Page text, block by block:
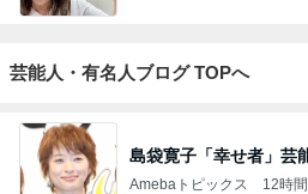
悲しすぎて立ち直れな
クロオフィシャルブログ